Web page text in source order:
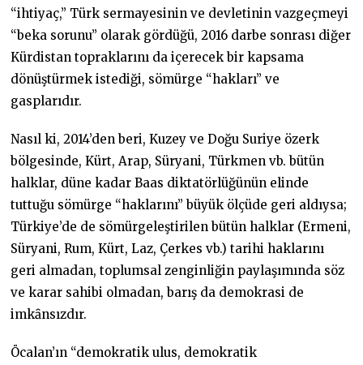
“ihtiyaç,” Türk sermayesinin ve devletinin vazgeçmeyi
“beka sorunu” olarak gördüğü, 2016 darbe sonrası diğer
Kürdistan topraklarını da içerecek bir kapsama
dönüştürmek istediği, sömürge “hakları” ve
gasplarıdır.
Nasıl ki, 2014’den beri, Kuzey ve Doğu Suriye özerk
bölgesinde, Kürt, Arap, Süryani, Türkmen vb. bütün
halklar, düne kadar Baas diktatörlüğünün elinde
tuttuğu sömürge “haklarını” büyük ölçüde geri aldıysa;
Türkiye’de de sömürgeleştirilen bütün halklar (Ermeni,
Süryani, Rum, Kürt, Laz, Çerkes vb.) tarihi haklarını
geri almadan, toplumsal zenginliğin paylaşımında söz
ve karar sahibi olmadan, barış da demokrasi de
imkȃnsızdır.
Öcalan’ın “demokratik ulus, demokratik